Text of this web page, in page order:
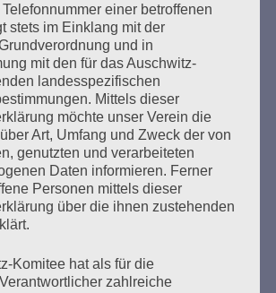
mehr ...
Zurück 15 Weiter
wegsehen wie und wo auch
einer betroffenen
stets im Einklang mit der
und in
mit den für das Auschwitz-
landesspezifischen
Mittels dieser
möchte unser Verein die
Art, Umfang und Zweck der von
genutzten und verarbeiteten
Daten informieren. Ferner
Personen mittels dieser
über die ihnen zustehenden
Komitee hat als für die
zahlreiche